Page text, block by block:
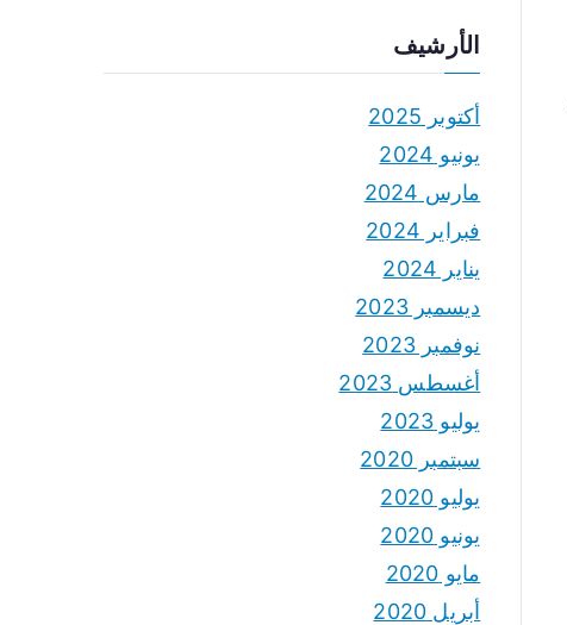
الأرشيف
أكتوبر 2025
يونيو 2024
مارس 2024
فبراير 2024
يناير 2024
ديسمبر 2023
نوفمبر 2023
أغسطس 2023
يوليو 2023
سبتمبر 2020
يوليو 2020
يونيو 2020
مايو 2020
أبريل 2020